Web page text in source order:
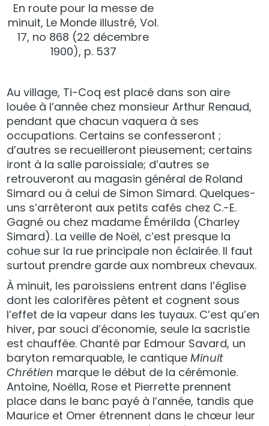
En route pour la messe de
minuit, Le Monde illustré, Vol.
17, no 868 (22 décembre
1900), p. 537
Au village, Ti-Coq est placé dans son aire
louée à l’année chez monsieur Arthur Renaud,
pendant que chacun vaquera à ses
occupations. Certains se confesseront ;
d’autres se recueilleront pieusement; certains
iront à la salle paroissiale; d’autres se
retrouveront au magasin général de Roland
Simard ou à celui de Simon Simard. Quelques-
uns s’arrêteront aux petits cafés chez C.-E.
Gagné ou chez madame Émérilda (Charley
Simard). La veille de Noël, c’est presque la
cohue sur la rue principale non éclairée. Il faut
surtout prendre garde aux nombreux chevaux.
À minuit, les paroissiens entrent dans l’église
dont les calorifères pètent et cognent sous
l’effet de la vapeur dans les tuyaux. C’est qu’en
hiver, par souci d’économie, seule la sacristie
est chauffée. Chanté par Edmour Savard, un
baryton remarquable, le cantiqueMinuit
Chrétien marque le début de la cérémonie.
Antoine, Noëlla, Rose et Pierrette prennent
place dans le banc payé à l’année, tandis que
Maurice et Omer étrennent dans le chœur leur